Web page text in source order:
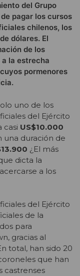
del Grupo
pagar los cursos
chilenos, los
dólares. El
de los
la estrecha
pormenores
uno de los
del Ejército
casi US$10.000
una duración de
¿El más
dicta la
a los
del Ejército
de la
para
gracias al
total, han sido 20
que han
castrenses